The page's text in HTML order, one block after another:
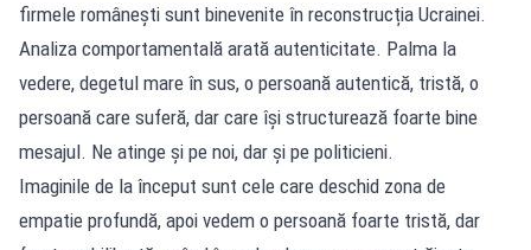
firmele românești sunt binevenite în reconstrucția Ucrainei.
Analiza comportamentală arată autenticitate. Palma la
vedere, degetul mare în sus, o persoană autentică, tristă, o
persoană care suferă, dar care își structurează foarte bine
mesajul. Ne atinge și pe noi, dar și pe politicieni.
Imaginile de la început sunt cele care deschid zona de
empatie profundă, apoi vedem o persoană foarte tristă, dar